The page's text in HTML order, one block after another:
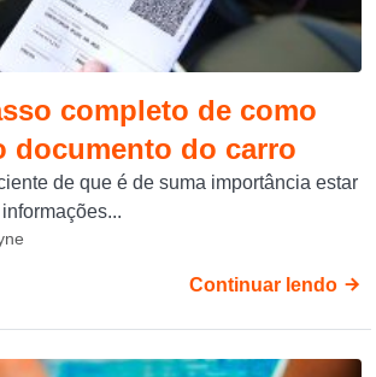
completo de como
documento do carro
de que é de suma importância estar
Continuar lendo